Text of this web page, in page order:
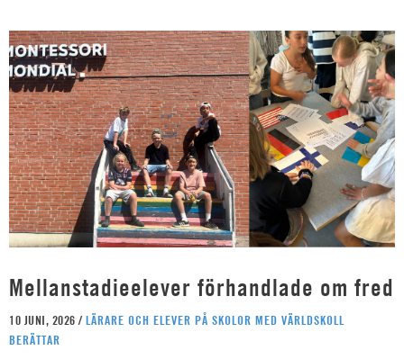
Mellanstadieelever förhandlade om fred
10 JUNI, 2026 / LÄRARE OCH ELEVER PÅ SKOLOR MED VÄRLDSKOLL
BERÄTTAR